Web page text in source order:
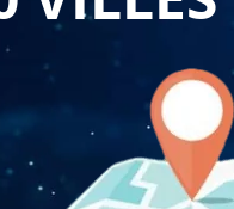
, le programme
d'environnements
l'analyse de vos
poste de travail.
jour)
développe la
des produits